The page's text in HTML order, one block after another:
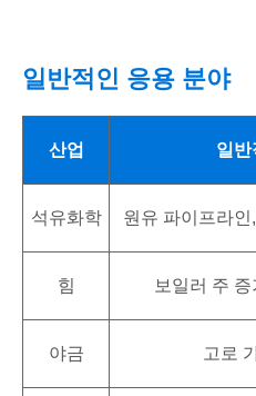
일반적인 응용 분야
산업 일반
석유화학 원유 파이프라인
힘 보일러 주
야금 고로